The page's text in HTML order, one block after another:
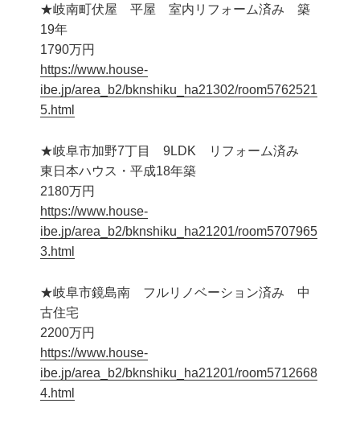
★岐南町伏屋 平屋 室内リフォーム済み 築
19年
1790万円
https://www.house-
ibe.jp/area_b2/bknshiku_ha21302/room5762521
5.html
★岐阜市加野7丁目 9LDK リフォーム済み
東日本ハウス・平成18年築
2180万円
https://www.house-
ibe.jp/area_b2/bknshiku_ha21201/room5707965
3.html
★岐阜市鏡島南 フルリノベーション済み 中
古住宅
2200万円
https://www.house-
ibe.jp/area_b2/bknshiku_ha21201/room5712668
4.html